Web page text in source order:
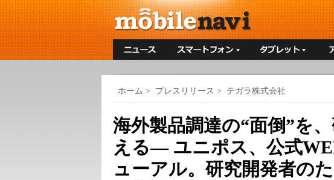
ホーム > プレスリリース > テガラ株式会社
海外製品調達の“面倒”を
える― ユニポス、公式
ューアル。研究開発者の